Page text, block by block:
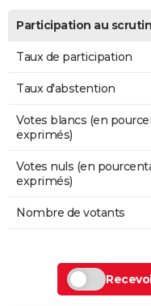
Participation au scrutin
Taux de participation
Taux d'abstention
Votes blancs (en
exprimés)
Votes nuls (en
exprimés)
Nombre de votants